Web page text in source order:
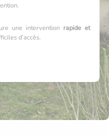
une intervention rapide et
d’accès.